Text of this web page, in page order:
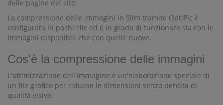
delle pagine del sito.
La compressione delle immagini in Slim tramite OptiPic è
configurata in pochi clic ed è in grado di funzionare sia con le
immagini disponibili che con quelle nuove.
Cos'è la compressione delle immagini
L'ottimizzazione dell'immagine è un'elaborazione speciale di
un file grafico per ridurne le dimensioni senza perdita di
qualità visiva.